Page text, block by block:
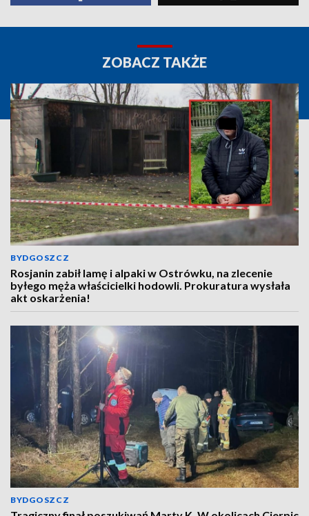
ZOBACZ TAKŻE
BYDGOSZCZ
Rosjanin zabił lamę i alpaki w Ostrówku, na zlecenie
byłego męża właścicielki hodowli. Prokuratura wysłała
akt oskarżenia!
BYDGOSZCZ